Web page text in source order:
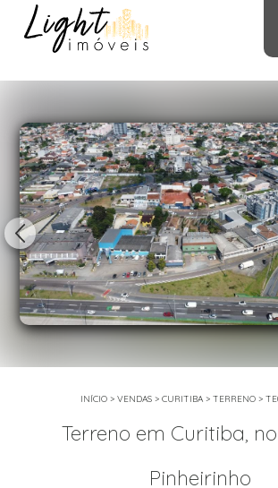
INÍCIO> VENDAS> CURITIBA> TERRENO>
Terreno em Curitiba,
Pinheirinho